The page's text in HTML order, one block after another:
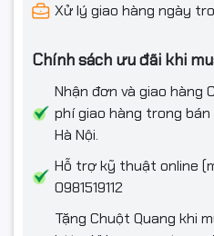
Xử lý giao hàng ngày
Chính sách ưu đãi khi
Nhận đơn và giao hàng
phí giao hàng trong
Hà Nội.
Hỗ trợ kỹ thuật online
0981519112
Tặng Chuột Quang khi